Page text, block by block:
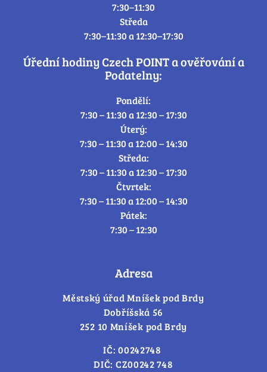
7:30–11:30
Středa
7:30–11:30 a 12:30–17:30
Úřední hodiny Czech POINT a ověřování a
Podatelny:
Pondělí:
7:30 – 11:30 a 12:30 – 17:30
Úterý:
7:30 – 11:30 a 12:00 – 14:30
Středa:
7:30 – 11:30 a 12:30 – 17:30
Čtvrtek:
7:30 – 11:30 a 12:00 – 14:30
Pátek:
7:30 – 12:30
Adresa
Městský úřad Mníšek pod Brdy
Dobříšská 56
252 10 Mníšek pod Brdy
IČ: 00242748
DIČ: CZ00242 748